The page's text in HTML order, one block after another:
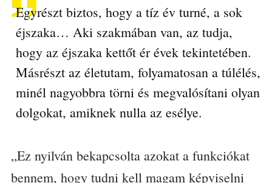
Egyrészt biztos, hogy a tíz év turné, a sok
éjszaka… Aki szakmában van, az tudja,
hogy az éjszaka kettőt ér évek tekintetében.
Másrészt az életutam, folyamatosan a túlélés,
minél nagyobbra törni és megvalósítani olyan
dolgokat, amiknek nulla az esélye.
„Ez nyilván bekapcsolta azokat a funkciókat
bennem, hogy tudni kell magam képviselni